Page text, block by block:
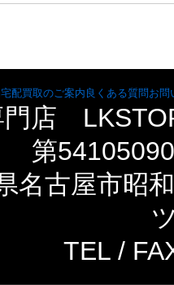
宅配買取のご案内 良くある質問お問
門店
第
名古屋市昭
TEL /